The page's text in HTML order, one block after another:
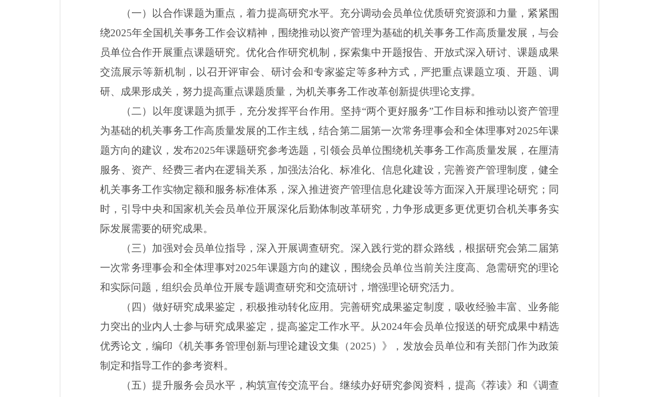
（一）以合作课题为重点，着力提高研究水平。 充分调动会员单位优质研究资源和力量， 紧紧围
绕2025年全国机关事务工作会议精神，围绕推动以资产管理为基础的机关事务工作高质量发展， 与会
员单位合作开展重点课题研究。优化合作研究机制，探索集中开题报告、开放式深入研讨、课题成果
交流展示等新机制 ， 以召开评审会、研讨会和专家鉴定等多种方式， 严把重点课题立项、开题、调
研、成果形成关 ，努力提高重点课题质量，为机关事务工作改革创新提供理论支撑。
（二）以年度课题为抓手，充分发挥平台作用。 坚持“两个更好服务”工作目标和推动以资产管理
为基础的机关事务工作高质量发展的工作主线 ，结合第二届第一次常务理事会和全体理事对2025年课
题方向的建议， 发布2025年课题研究参考选题， 引领会员单位 围绕机关事务工作高质量发展，在厘清
服务、资产、经费三者内在逻辑关系，加强法治化、标准化、信息化建设，完善资产管理制度，健全
机关事务工作实物定额和服务标准体系，深入推进资产管理信息化建设等方面深入开展理论研究；同
时，引导中央和国家机关会员单位开展深化后勤体制改革研究，力争形成更多更优更切合机关事务实
际发展需要的研究成果。
（三）加强对会员单位指导，深入开展调查研究。 深入践行党的群众路线，根据研究会第二届第
一次常务理事会和全体理事对2025年课题方向的建议， 围绕会员单位当前关注度高、急需研究的理论
和实际问题，组织会员单位开展专题调查研究和交流研讨， 增强理论研究活力 。
（四） 做好研究成果鉴定 ，积极推动转化应用 。 完善研究成果鉴定制度，吸收经验丰富、业务能
力突出的业内人士参与研究成果鉴定，提高鉴定工作水平。从2024年会员单位报送的研究成果中精选
优秀论文，编印《机关事务管理创新与理论建设文集（ 2025）》，发放会员单位和有关部门作为政策
制定和指导工作的参考资料。
（五）提升服务会员水平，构筑宣传交流平台。继续办好研究参阅资料，提高《荐读》和《调查